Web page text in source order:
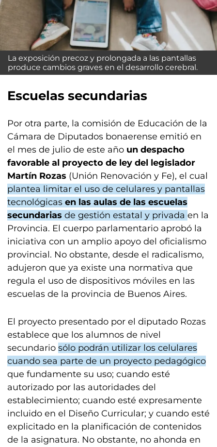
La exposición precoz y prolongada a las pantallas
produce cambios graves en el desarrollo cerebral.
Escuelas secundarias
Por otra parte, la comisión de Educación de la
Cámara de Diputados bonaerense emitió en
el mes de julio de este año un despacho
favorable al proyecto de ley del legislador
Martín Rozas (Unión Renovación y Fe), el cual
plantea limitar el uso de celulares y pantallas
tecnológicas en las aulas de las escuelas
secundarias de gestión estatal y privada en la
Provincia. El cuerpo parlamentario aprobó la
iniciativa con un amplio apoyo del oficialismo
provincial. No obstante, desde el radicalismo,
adujeron que ya existe una normativa que
regula el uso de dispositivos móviles en las
escuelas de la provincia de Buenos Aires.
El proyecto presentado por el diputado Rozas
establece que los alumnos de nivel
secundario sólo podrán utilizar los celulares
cuando sea parte de un proyecto pedagógico
que fundamente su uso; cuando esté
autorizado por las autoridades del
establecimiento; cuando esté expresamente
incluido en el Diseño Curricular; y cuando esté
explicitado en la planificación de contenidos
de la asignatura. No obstante, no ahonda en